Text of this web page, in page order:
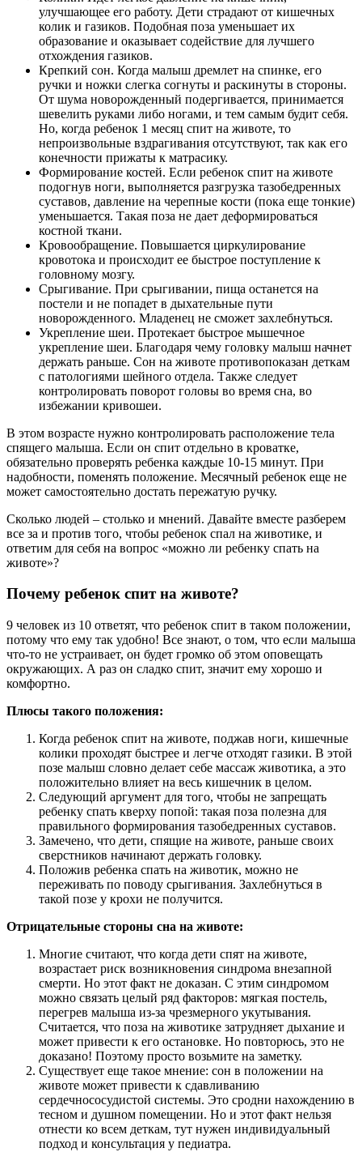
улучшающее его работу. Дети страдают от кишечных
колик и газиков. Подобная поза уменьшает их
образование и оказывает содействие для лучшего
отхождения газиков.
Крепкий сон. Когда малыш дремлет на спинке, его
ручки и ножки слегка согнуты и раскинуты в стороны.
От шума новорожденный подергивается, принимается
шевелить руками либо ногами, и тем самым будит себя.
Но, когда ребенок 1 месяц спит на животе, то
непроизвольные вздрагивания отсутствуют, так как его
конечности прижаты к матрасику.
Формирование костей. Если ребенок спит на животе
подогнув ноги, выполняется разгрузка тазобедренных
суставов, давление на черепные кости (пока еще тонкие)
уменьшается. Такая поза не дает деформироваться
костной ткани.
Кровообращение. Повышается циркулирование
кровотока и происходит ее быстрое поступление к
головному мозгу.
Срыгивание. При срыгивании, пища останется на
постели и не попадет в дыхательные пути
новорожденного. Младенец не сможет захлебнуться.
Укрепление шеи. Протекает быстрое мышечное
укрепление шеи. Благодаря чему головку малыш начнет
держать раньше. Сон на животе противопоказан деткам
с патологиями шейного отдела. Также следует
контролировать поворот головы во время сна, во
избежании кривошеи.
В этом возрасте нужно контролировать расположение тела
спящего малыша. Если он спит отдельно в кроватке,
обязательно проверять ребенка каждые 10-15 минут. При
надобности, поменять положение. Месячный ребенок еще не
может самостоятельно достать пережатую ручку.
Сколько людей – столько и мнений. Давайте вместе разберем
все за и против того, чтобы ребенок спал на животике, и
ответим для себя на вопрос «можно ли ребенку спать на
животе»?
Почему ребенок спит на животе?
9 человек из 10 ответят, что ребенок спит в таком положении,
потому что ему так удобно! Все знают, о том, что если малыша
что-то не устраивает, он будет громко об этом оповещать
окружающих. А раз он сладко спит, значит ему хорошо и
комфортно.
Плюсы такого положения:
Когда ребенок спит на животе, поджав ноги, кишечные
колики проходят быстрее и легче отходят газики. В этой
позе малыш словно делает себе массаж животика, а это
положительно влияет на весь кишечник в целом.
Следующий аргумент для того, чтобы не запрещать
ребенку спать кверху попой: такая поза полезна для
правильного формирования тазобедренных суставов.
Замечено, что дети, спящие на животе, раньше своих
сверстников начинают держать головку.
Положив ребенка спать на животик, можно не
переживать по поводу срыгивания. Захлебнуться в
такой позе у крохи не получится.
Отрицательные стороны сна на животе:
Многие считают, что когда дети спят на животе,
возрастает риск возникновения синдрома внезапной
смерти. Но этот факт не доказан. С этим синдромом
можно связать целый ряд факторов: мягкая постель,
перегрев малыша из-за чрезмерного укутывания.
Считается, что поза на животике затрудняет дыхание и
может привести к его остановке. Но повторюсь, это не
доказано! Поэтому просто возьмите на заметку.
Существует еще такое мнение: сон в положении на
животе может привести к сдавливанию
сердечнососудистой системы. Это сродни нахождению в
тесном и душном помещении. Но и этот факт нельзя
отнести ко всем деткам, тут нужен индивидуальный
подход и консультация у педиатра.